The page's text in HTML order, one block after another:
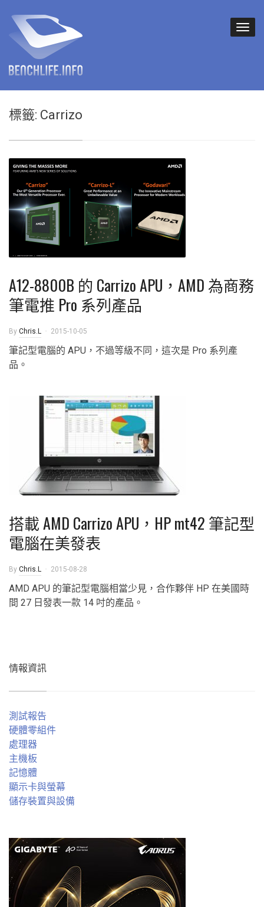
標籤: Carrizo
A12-8800B 的 Carrizo APU，AMD 為商務
筆電推 Pro 系列產品
By Chris.L 2015-10-05
筆記型電腦的 APU，不過等級不同，這次是 Pro 系列產
品。
搭載 AMD Carrizo APU，HP mt42 筆記型
電腦在美發表
By Chris.L 2015-08-28
AMD APU 的筆記型電腦相當少見，合作夥伴 HP 在美國時
間 27 日發表一款 14 吋的產品。
情報資訊
測試報告
硬體零組件
處理器
主機板
記憶體
顯示卡與螢幕
儲存裝置與設備